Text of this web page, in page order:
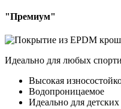
"Премиум"
Идеально для любых
Высокая
Водопроницаемое
Идеально для